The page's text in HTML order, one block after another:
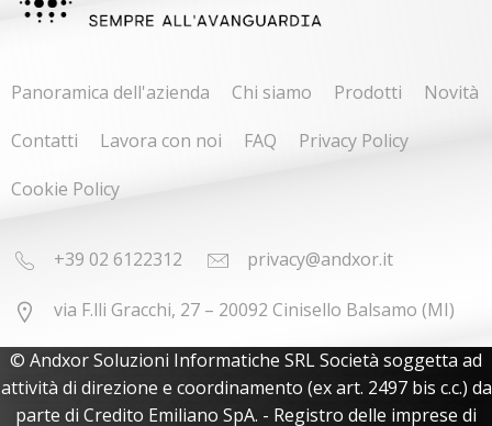
Panoramica dell'azienda Chi siamo Prodotti
Novità
Contatti
Lavora con noi FAQ
Privacy Policy
Cookie Policy
+39 02 6122312 privacy@andxor.it
via F.lli Gracchi, 27 – 20092 Cinisello Balsamo (MI)
© Andxor Soluzioni Informatiche SRL Società soggetta ad
attività di direzione e coordinamento (ex art. 2497 bis c.c.) da
parte di Credito Emiliano SpA. - Registro delle imprese di